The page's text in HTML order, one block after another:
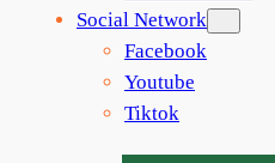
Social Network
Facebook
Youtube
Tiktok